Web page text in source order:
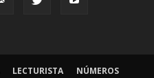
LECTURISTA NÚMEROS